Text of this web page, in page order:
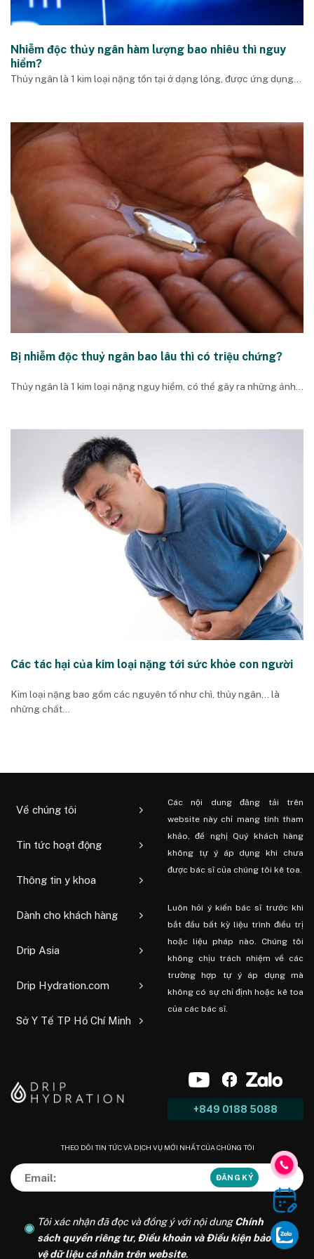
Nhiễm độc thủy ngân hàm lượng bao nhiêu thì nguy
hiểm?
Thủy ngân là 1 kim loại nặng tồn tại ở dạng lỏng, được ứng dụng...
Bị nhiễm độc thuỷ ngân bao lâu thì có triệu chứng?
Thủy ngân là 1 kim loại nặng nguy hiểm, có thể gây ra những ảnh...
Các tác hại của kim loại nặng tới sức khỏe con người
Kim loại nặng bao gồm các nguyên tố như chì, thủy ngân,.. là
những chất...
Về chúng tôi
Tin tức hoạt động
Thông tin y khoa
Dành cho khách hàng
Drip Asia
Drip Hydration.com
Sở Y Tế TP Hồ Chí Minh
Các nội dung đăng tải trên
website này chỉ mang tính tham
khảo, đề nghị Quý khách hàng
không tự ý áp dụng khi chưa
được bác sĩ của chúng tôi kê toa.
Luôn hỏi ý kiến ​​bác sĩ trước khi
bắt đầu bất kỳ liệu trình điều trị
hoặc liệu pháp nào. Chúng tôi
không chịu trách nhiệm về các
trường hợp tự ý áp dụng mà
không có sự chỉ định hoặc kê toa
của các bác sĩ.
+849 0188 5088
THEO DÕI TIN TỨC VÀ DỊCH VỤ MỚI NHẤT CỦA CHÚNG TÔI
Tôi xác nhận đã đọc và đồng ý với nội dungChính
sách quyền riêng tư, Điều khoản và Điều kiện bảo
vệ dữ liệu cá nhân trên website.